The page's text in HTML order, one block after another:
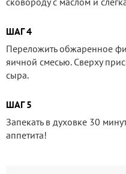
ШАГ 4
Переложить обжаренное
яичной смесью. Сверху
сыра.
ШАГ 5
Запекать в духовке 30
аппетита!